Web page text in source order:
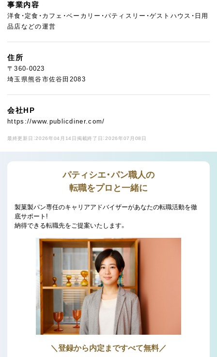
事業内容
洋食・定食・カフェ・ベーカリー・パティスリー・ゲストハウス・日用
品店などの運営
住所
〒360-0023
埼玉県熊谷市佐谷田2083
会社HP
https://www.publicdiner.com/
最終更新日：2026年04月14日 掲載終了日：2026年07月08日
パティシエ・パン職人の
転職をプロと一緒に
製菓製パン専任のキャリアアドバイザーがあなたの転職活動を徹
底サポート!
納得できる転職先をご提案いたします。
＼登録から内定まですべて無料／